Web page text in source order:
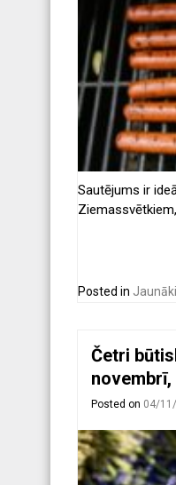
Sautējums ir
Posted in
Četri
Posted on 04/